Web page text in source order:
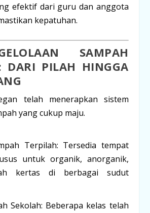
efektif dari guru dan anggota
kepatuhan.
SAMPAH
DARI PILAH HINGGA
telah menerapkan sistem
yang cukup maju.
Terpilah: Tersedia tempat
untuk organik, anorganik,
kertas di berbagai sudut
Sekolah: Beberapa kelas telah